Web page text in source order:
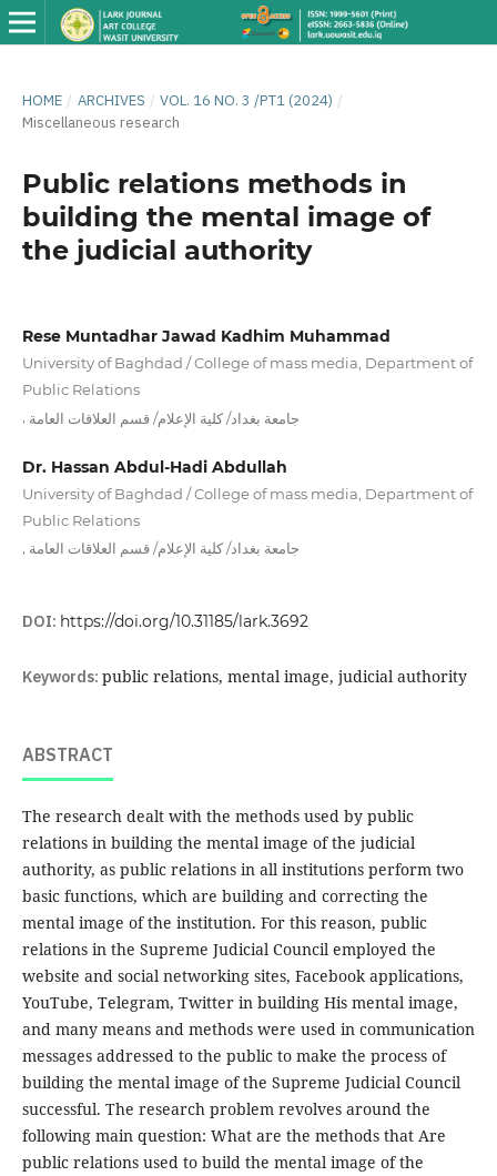
HOME / ARCHIVES / VOL. 16 NO. 3 /PT1 (2024) /
Miscellaneous research
Public relations methods in
building the mental image of
the judicial authority
Rese Muntadhar Jawad Kadhim Muhammad
University of Baghdad / College of mass media, Department of
Public Relations
جامعة بغداد/ كلية الإعلام/ قسم العلاقات العامة
Dr. Hassan Abdul-Hadi Abdullah
University of Baghdad / College of mass media, Department of
Public Relations
جامعة بغداد/ كلية الإعلام/ قسم العلاقات العامة
DOI: https://doi.org/10.31185/lark.3692
Keywords: public relations, mental image, judicial authority
ABSTRACT
The research dealt with the methods used by public
relations in building the mental image of the judicial
authority, as public relations in all institutions perform two
basic functions, which are building and correcting the
mental image of the institution. For this reason, public
relations in the Supreme Judicial Council employed the
website and social networking sites, Facebook applications,
YouTube, Telegram, Twitter in building His mental image,
and many means and methods were used in communication
messages addressed to the public to make the process of
building the mental image of the Supreme Judicial Council
successful. The research problem revolves around the
following main question: What are the methods that Are
public relations used to build the mental image of the